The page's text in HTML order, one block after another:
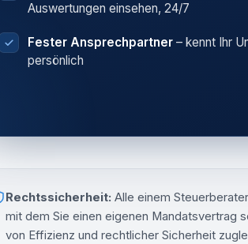
Auswertungen einsehen, 24/7
Fester Ansprechpartner – kennt Ihr
persönlich
Rechtssicherheit: Alle einem
mit dem Sie einen eigenen Mandatsvertrag
von Effizienz und rechtlicher Sicherheit